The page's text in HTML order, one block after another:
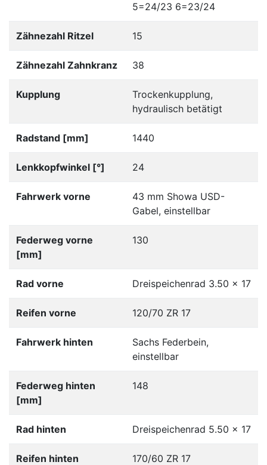
5=24/23 6=23/24
Zähnezahl Ritzel 15
Zähnezahl Zahnkranz 38
Kupplung
Trockenkupplung,
hydraulisch betätigt
Radstand [mm] 1440
Lenkkopfwinkel [°] 24
Fahrwerk vorne
43 mm Showa USD-
Gabel, einstellbar
Federweg vorne
[mm]
130
Rad vorne Dreispeichenrad 3.50 x 17
Reifen vorne 120/70 ZR 17
Fahrwerk hinten
Sachs Federbein,
einstellbar
Federweg hinten
[mm]
148
Rad hinten Dreispeichenrad 5.50 x 17
Reifen hinten 170/60 ZR 17